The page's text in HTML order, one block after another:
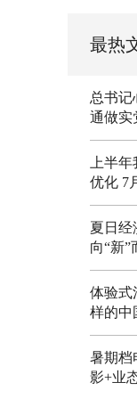
最热
总书记
通做实
上半
优化 7
夏日经
向“新”
体验式
样的中
暑期档
影+业